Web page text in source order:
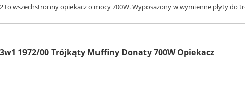
to wszechstronny opiekacz o mocy 700W. Wyposażony w wymienne płyty
1972/00 Trójkąty Muffiny Donaty 700W Opiekacz